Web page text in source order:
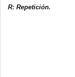
R: Repetición.